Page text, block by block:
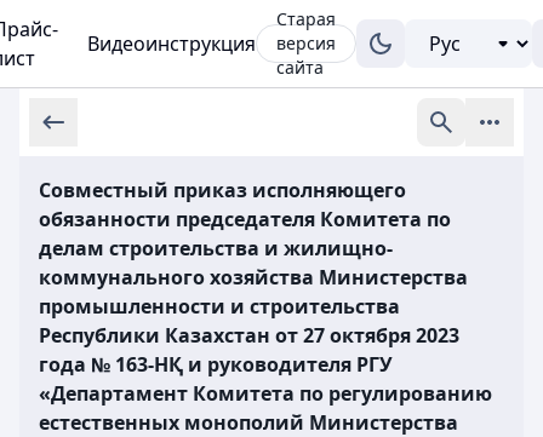
Видеоинструкция
Старая
версия
сайта
Совместный приказ исполняющего
обязанности председателя Комитета по
делам строительства и жилищно-
коммунального хозяйства Министерства
промышленности и строительства
Республики Казахстан от 27 октября 2023
года № 163-НҚ и руководителя РГУ
«Департамент Комитета по регулированию
естественных монополий Министерства